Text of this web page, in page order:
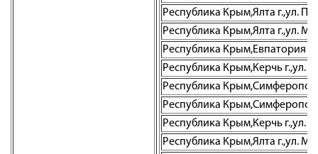
Республика Крым,Ялта г.,ул.
Республика Крым,Ялта г.,ул.
Республика Крым,Евпатория
Республика Крым,Керчь г.,ул.
Республика
Республика
Республика Крым,Керчь г.,ул.
Республика Крым,Ялта г.,ул.